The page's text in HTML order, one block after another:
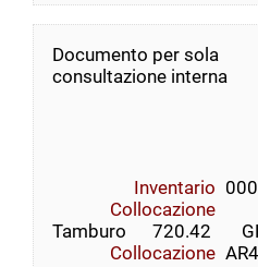
Documento per sola
consultazione interna
Inventario
Collocazione
Tamburo      720.42
Collocazione